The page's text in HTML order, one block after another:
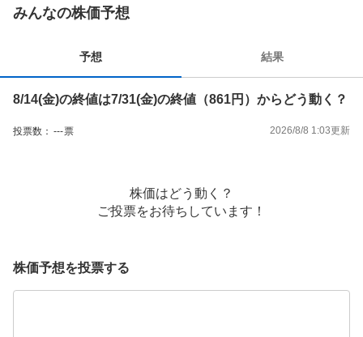
みんなの株価予想
予想 結果
8/14(金)の終値は7/31(金)の終値（861円）からどう動く？
投票数： ---票 2026/8/8 1:03更新
株価はどう動く？
ご投票をお待ちしています！
株価予想を投票する